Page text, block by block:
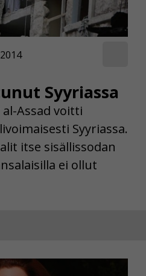
Syyriassa
Assad voitti
Syyriassa.
itse sisällissodan
ei ollut